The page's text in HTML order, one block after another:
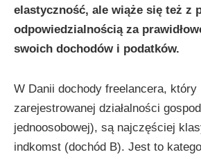
elastyczność, ale wiąże się też z
odpowiedzialnością za
swoich dochodów i podatków.
W Danii dochody freelancera, który
zarejestrowanej działalności
jednoosobowej), są najczęściej
indkomst (dochód B). Jest to